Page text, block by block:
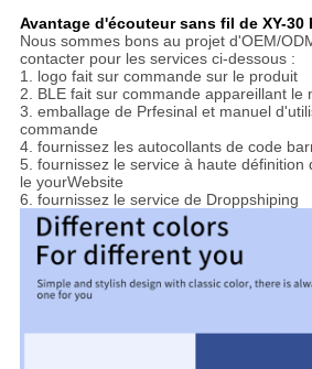
Avantage d'écouteur sans fil de XY-30
Nous sommes bons au projet d'OEM/
contacter pour les services ci-dessous :
1. logo fait sur commande sur le produit
2. BLE fait sur commande appareillant le
3. emballage de Prfesinal et manuel
commande
4. fournissez les autocollants de code
5. fournissez le service à haute définition
le yourWebsite
6. fournissez le service de Droppshiping